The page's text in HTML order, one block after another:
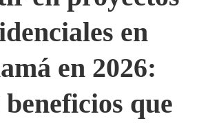
en
en 2026:
que